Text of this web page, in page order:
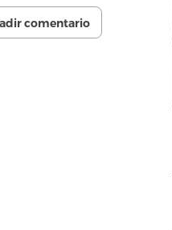
comentario